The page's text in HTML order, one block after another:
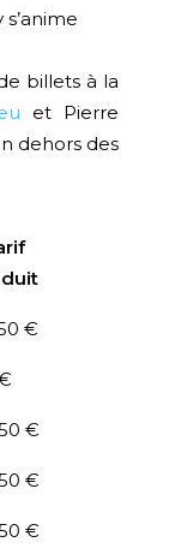
billets à la
et Pierre
dehors des
€
€
€
€